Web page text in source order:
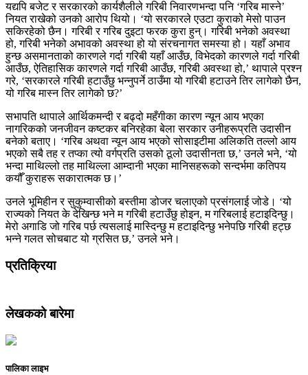
यद्यपि बजेट र सरकारको कार्यशैलीले गरिबी निवारणभन्दा पनि ‘गरिब मास्ने’
नियत राखेको उनको आरोप थियो। ‘यो सरकारले एउटा कुराको मेसो पाउन
सकिरहेको छैन। गरिबी र गरिब दुइटा फरक कुरा हुन्। गरिबी भनेको अवस्था
हो, गरिबी भनेको अभावको अवस्था हो यो संरचनागत समस्या हो। यहाँ अभाव
हुन्छ असमानताको कारणले गर्दा गरिबी यहाँ आउँछ, विभेदको कारणले गर्दा गरिबी
आउँछ, ऐतिहासिक कारणले गर्दा गरिबी आउँछ, गरिबी अवस्था हो,’ थापाले प्रश्न
गरे, ‘सरकारले गरिबी हटाउँछु भन्नुपर्ने ठाउँमा यो गरिबी हटाउने तिर लागेको छैन,
यो गरिब मास्न तिर लागेको छ?’
सभापति थापाले आर्थिकमन्दी र बढ्दो महँगीका कारण न्यून आय भएका
नागरिकको जनजीवन कष्टकर बनिरहेका बेला सरकार उनीहरूप्रति उदासीन
बनेको बताए। ‘गरिब अथवा न्यून आय भएको सोसाइटीमा अलिकति तल्लो आय
भएको सबै तह र तप्का त्यो वर्गप्रति उसको ठूलो उदासीनता छ,’ उनले भने, ‘यो
भन्दा माथिल्लो तह माथिल्ला आम्दानी भएका मानिसहरूको सन्दर्भमा कतिपय
कयौँ कुराहरू सकारात्मक छ।’
उनले भूमिहीन र सुकुम्वासीको बस्तीमा डोजर चलाएको प्रसंगलाई जोडे। ‘यो
राज्यको नियत के देखिन्छ भने म गरिबी हटाउँछु होइन, म गरिबलाई हटाइदिन्छु।
मेरो अगाडि जो गरिब पर्छ त्यसलाई मास्दिन्छु म हटाइदिन्छु भनेपछि गरिबी हट्छ
भन्ने गलत सोचबाट यो ग्रसित छ,’ उनले भने।
प्रतिक्रिया
लेखकको बारेमा
पालिका लाइभ